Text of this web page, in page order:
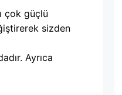
çok güçlü
sizden
Ayrıca